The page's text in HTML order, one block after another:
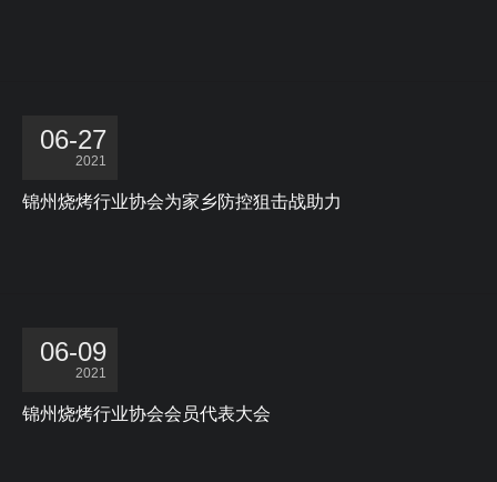
06-27
2021
锦州烧烤行业协会为家乡防控狙击战助力
06-09
2021
锦州烧烤行业协会会员代表大会